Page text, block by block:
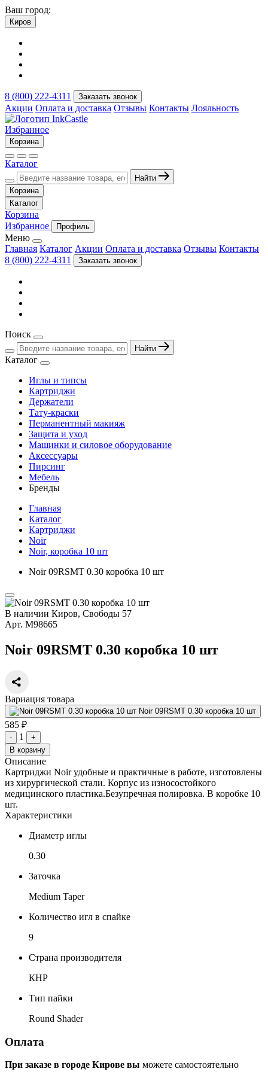
Ваш город:
Киров
8 (800) 222-4311 Заказать звонок
Акции Оплата и доставка Отзывы Контакты Лояльность
Избранное
Корзина
Каталог
Найти
Корзина
Каталог
Корзина
Избранное
Профиль
Меню
Главная Каталог Акции Оплата и доставка Отзывы Контакты
8 (800) 222-4311
Заказать звонок
Поиск
Найти
Каталог
Иглы и типсы
Картриджи
Держатели
Тату-краски
Перманентный макияж
Защита и уход
Машинки и силовое оборудование
Аксессуары
Пирсинг
Мебель
Бренды
Главная
Каталог
Картриджи
Noir
Noir, коробка 10 шт
Noir 09RSMT 0.30 коробка 10 шт
В наличии Киров, Свободы 57
Арт. М98665
Noir 09RSMT 0.30 коробка 10 шт
Вариация товара
Noir 09RSMT 0.30 коробка 10 шт
585 ₽
- 1
+
В корзину
Описание
Картриджи Noir удобные и практичные в работе, изготовлены
из хирургической стали. Корпус из износостойкого
медицинского пластика.Безупречная полировка. В коробке 10
шт.
Характеристики
Диаметр иглы
0.30
Заточка
Medium Taper
Количество игл в спайке
9
Страна производителя
КНР
Тип пайки
Round Shader
Оплата
При заказе в городе Кирове вы можете самостоятельно